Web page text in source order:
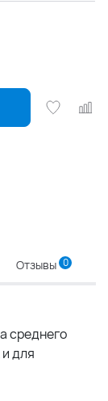
Отзывы 0
среднего
для